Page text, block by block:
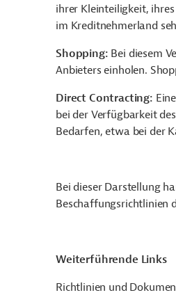
ihrer Kleinteiligkeit,
im Kreditnehmerland
Shopping: Bei diesem
Anbieters einholen.
Direct Contracting:
bei der Verfügbarkeit
Bedarfen, etwa bei der
Bei dieser Darstellung
Beschaffungsrichtlinien
Weiterführende Links
Richtlinien und